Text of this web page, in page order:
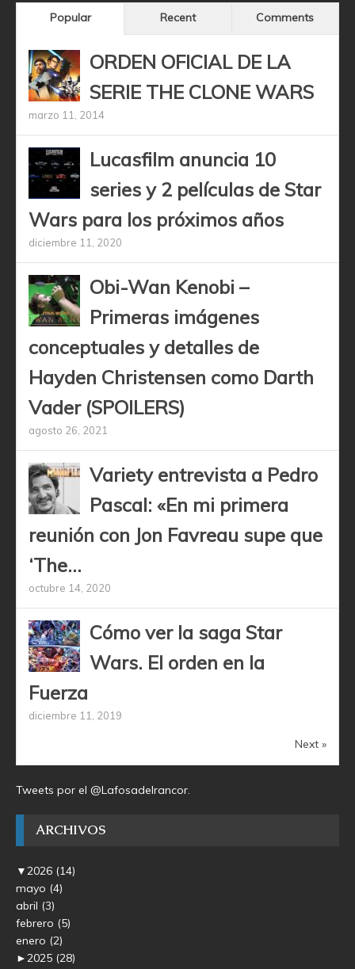
Popular Recent Comments
ORDEN OFICIAL DE LA
SERIE THE CLONE WARS
marzo 11, 2014
Lucasfilm anuncia 10
series y 2 películas de Star
Wars para los próximos años
diciembre 11, 2020
Obi-Wan Kenobi –
Primeras imágenes
conceptuales y detalles de
Hayden Christensen como Darth
Vader (SPOILERS)
agosto 26, 2021
Variety entrevista a Pedro
Pascal: «En mi primera
reunión con Jon Favreau supe que
‘The...
octubre 14, 2020
Cómo ver la saga Star
Wars. El orden en la
Fuerza
diciembre 11, 2019
Next »
Tweets por el @Lafosadelrancor.
ARCHIVOS
▼2026 (14)
mayo (4)
abril (3)
febrero (5)
enero (2)
►2025 (28)